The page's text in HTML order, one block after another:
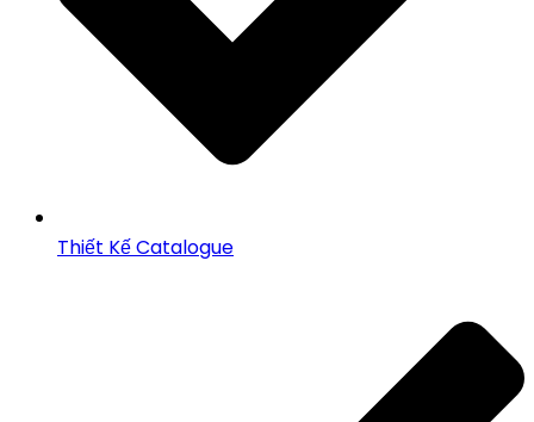
Thiết Kế Catalogue